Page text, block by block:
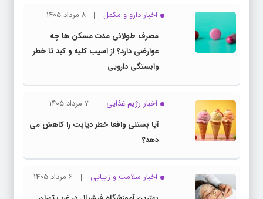
اخبار دارو و مکمل
۸ مرداد ۱۴۰۵
مصرف طولانی مدت مسکن ها چه
عوارضی دارد؟ از آسیب کلیه و کبد تا خطر
وابستگی دارویی
اخبار رژیم غذایی
۷ مرداد ۱۴۰۵
آیا بستنی واقعا خطر دیابت را کاهش می
دهد؟
اخبار سلامت و زیبایی
۶ مرداد ۱۴۰۵